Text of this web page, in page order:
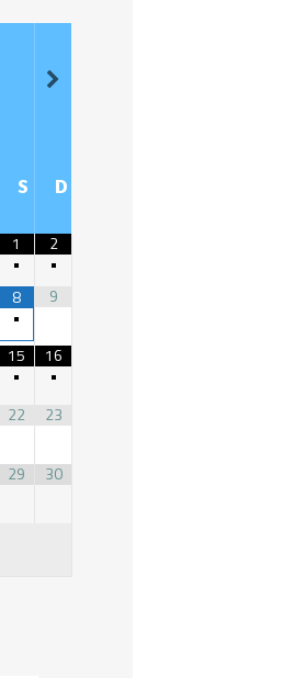
S D
1
•
2
•
8
•
9
15
•
16
•
22 23
29 30